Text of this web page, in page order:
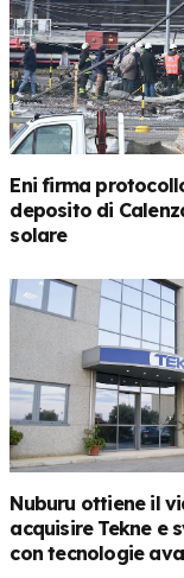
Eni firma
deposito di
solare
Nuburu ottiene il
acquisire Tekne e
con tecnologie